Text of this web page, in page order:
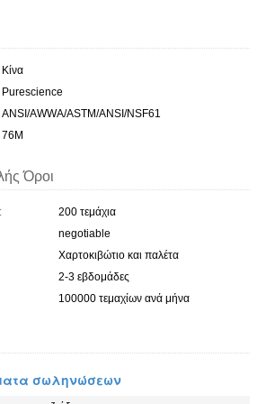
Κίνα
Purescience
ANSI/AWWA/ASTM/ANSI/NSF61
76M
Όροι
200 τεμάχια
negotiable
Χαρτοκιβώτιο και παλέτα
2-3 εβδομάδες
100000 τεμαχίων ανά μήνα
σωληνώσεων